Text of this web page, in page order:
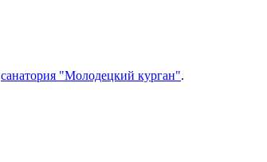
санатория "Молодецкий курган".